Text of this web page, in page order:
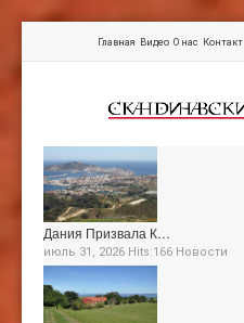
Главная Видео О нас Контакт
Дания Призвала К…
июль 31, 2026 Hits:166 Новости